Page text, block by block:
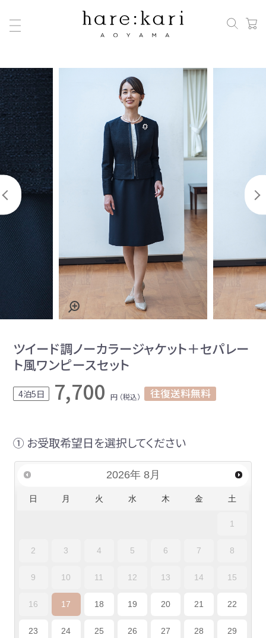
ツイード調ノーカラージャケット＋セパレー
ト風ワンピースセット
4泊5日 7,700 円 （税込） 往復送料無料
① お受取希望日を選択してください
2026年 8月
日 月 火 水 木 金 土
1
2 3 4 5 6 7 8
9 10 11 12 13 14 15
16 17 18 19 20 21 22
23 24 25 26 27 28 29